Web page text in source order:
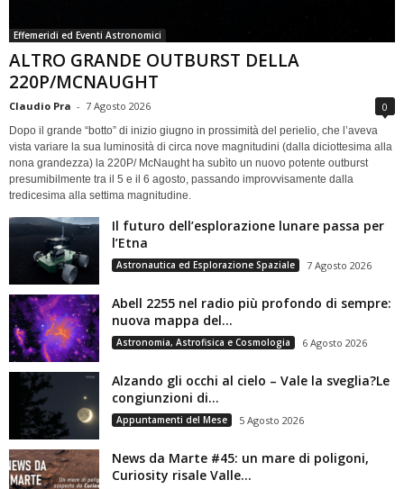
Effemeridi ed Eventi Astronomici
ALTRO GRANDE OUTBURST DELLA
220P/MCNAUGHT
Claudio Pra - 7 Agosto 2026 0
Dopo il grande “botto” di inizio giugno in prossimità del perielio, che l’aveva
vista variare la sua luminosità di circa nove magnitudini (dalla diciottesima alla
nona grandezza) la 220P/ McNaught ha subìto un nuovo potente outburst
presumibilmente tra il 5 e il 6 agosto, passando improvvisamente dalla
tredicesima alla settima magnitudine.
Il futuro dell’esplorazione lunare passa per
l’Etna
Astronautica ed Esplorazione Spaziale 7 Agosto 2026
Abell 2255 nel radio più profondo di sempre:
nuova mappa del...
Astronomia, Astrofisica e Cosmologia 6 Agosto 2026
Alzando gli occhi al cielo – Vale la sveglia?Le
congiunzioni di...
Appuntamenti del Mese 5 Agosto 2026
News da Marte #45: un mare di poligoni,
Curiosity risale Valle...